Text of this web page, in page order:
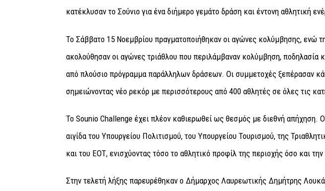
κατέκλυσαν το Σούνιο για ένα διήμερο γεμάτο δράση και έντονη αθλητική
Το Σάββατο 15 Νοεμβρίου πραγματοποιήθηκαν οι αγώνες κολύμβησης, ενώ
ακολούθησαν οι αγώνες τριάθλου που περιλάμβαναν κολύμβηση, ποδηλασία
από πλούσιο πρόγραμμα παράλληλων δράσεων. Οι συμμετοχές ξεπέρασαν
σημειώνοντας νέο ρεκόρ με περισσότερους από 400 αθλητές σε όλες τις
Το Sounio Challenge έχει πλέον καθιερωθεί ως θεσμός με διεθνή απήχηση.
αιγίδα του Υπουργείου Πολιτισμού, του Υπουργείου Τουρισμού, της
και του ΕΟΤ, ενισχύοντας τόσο το αθλητικό προφίλ της περιοχής όσο και
Στην τελετή λήξης παρευρέθηκαν ο Δήμαρχος Λαυρεωτικής Δημήτρης